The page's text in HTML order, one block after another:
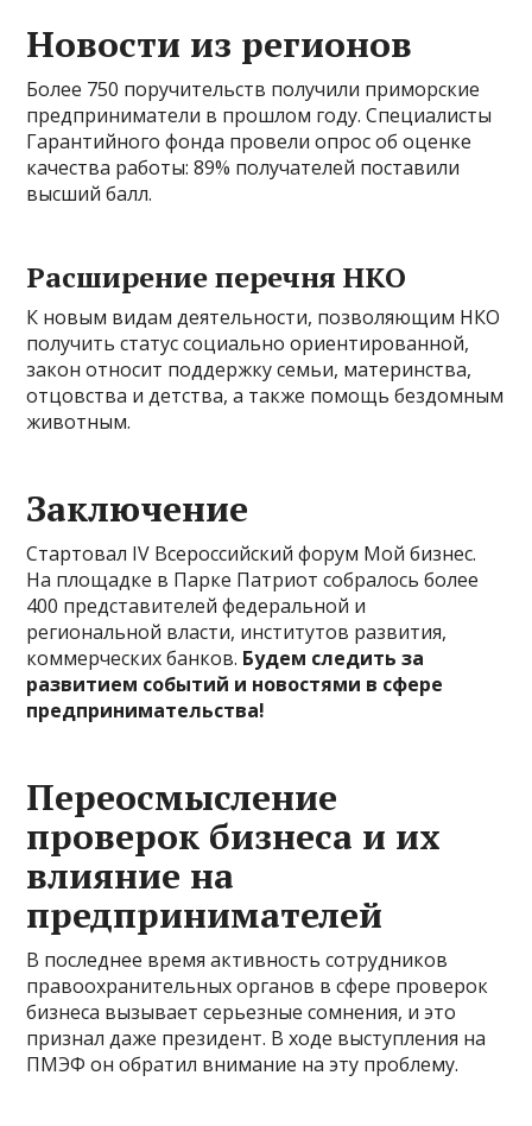
Новости из регионов
Более 750 поручительств получили приморские
предприниматели в прошлом году. Специалисты
Гарантийного фонда провели опрос об оценке
качества работы: 89% получателей поставили
высший балл.
Расширение перечня НКО
К новым видам деятельности, позволяющим НКО
получить статус социально ориентированной,
закон относит поддержку семьи, материнства,
отцовства и детства, а также помощь бездомным
животным.
Заключение
Стартовал IV Всероссийский форум Мой бизнес.
На площадке в Парке Патриот собралось более
400 представителей федеральной и
региональной власти, институтов развития,
коммерческих банков. Будем следить за
развитием событий и новостями в сфере
предпринимательства!
Переосмысление
проверок бизнеса и их
влияние на
предпринимателей
В последнее время активность сотрудников
правоохранительных органов в сфере проверок
бизнеса вызывает серьезные сомнения, и это
признал даже президент. В ходе выступления на
ПМЭФ он обратил внимание на эту проблему.